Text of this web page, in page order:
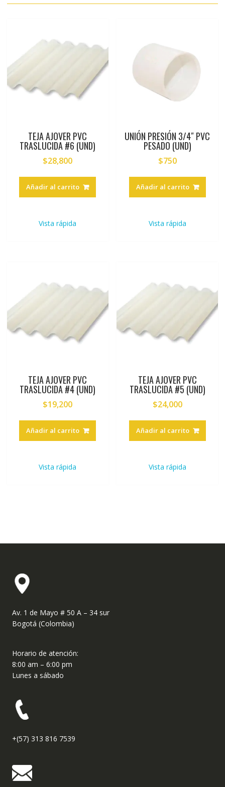
TEJA AJOVER PVC
TRASLUCIDA #6 (UND)
$28,800
Añadir al carrito
Vista rápida
UNIÓN PRESIÓN 3/4″ PVC
PESADO (UND)
$750
Añadir al carrito
Vista rápida
TEJA AJOVER PVC
TRASLUCIDA #4 (UND)
$19,200
Añadir al carrito
Vista rápida
TEJA AJOVER PVC
TRASLUCIDA #5 (UND)
$24,000
Añadir al carrito
Vista rápida
Av. 1 de Mayo # 50 A – 34 sur
Bogotá (Colombia)
Horario de atención:
8:00 am – 6:00 pm
Lunes a sábado
+(57) 313 816 7539